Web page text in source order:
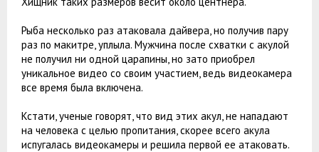
Рыба несколько раз атаковала дайвера, но получив пару
раз по макитре, уплыла. Мужчина после схватки с акулой
не получил ни одной царапины, но зато приобрел
уникальное видео со своим участием, ведь видеокамера
все время была включена.
Кстати, ученые говорят, что вид этих акул, не нападают
на человека с целью пропитания, скорее всего акула
испугалась видеокамеры и решила первой ее атаковать.